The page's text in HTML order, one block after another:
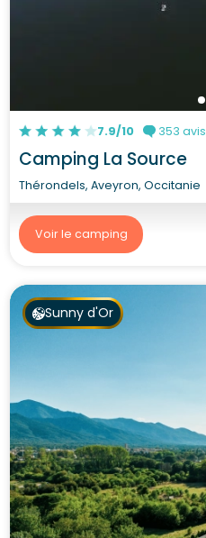
7.9/10 353 avis
Camping La Source
Thérondels, Aveyron, Occitanie
Voir le camping
Sunny d'Or